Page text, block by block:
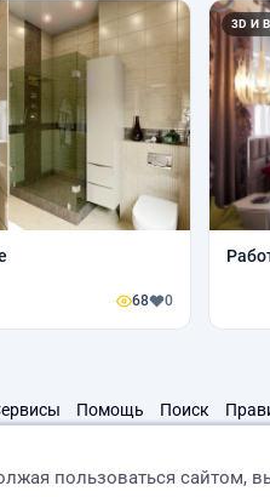
68 0
3D И
Помощь Поиск
пользоваться сайтом,